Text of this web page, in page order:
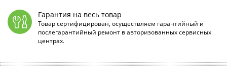
Гарантия на весь товар
Товар сертифицирован, осуществляем гарантийный и
послегарантийный ремонт в авторизованных сервисных
центрах.